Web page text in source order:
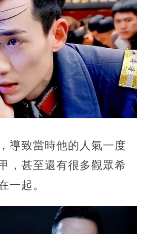
導致當時他的人氣一度
，甚至還有很多觀眾希
一起。